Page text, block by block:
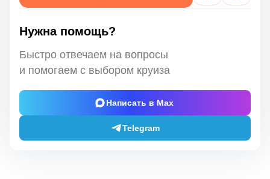
Нужна помощь?
Быстро отвечаем на вопросы
и помогаем с выбором круиза
Написать в Max
Telegram